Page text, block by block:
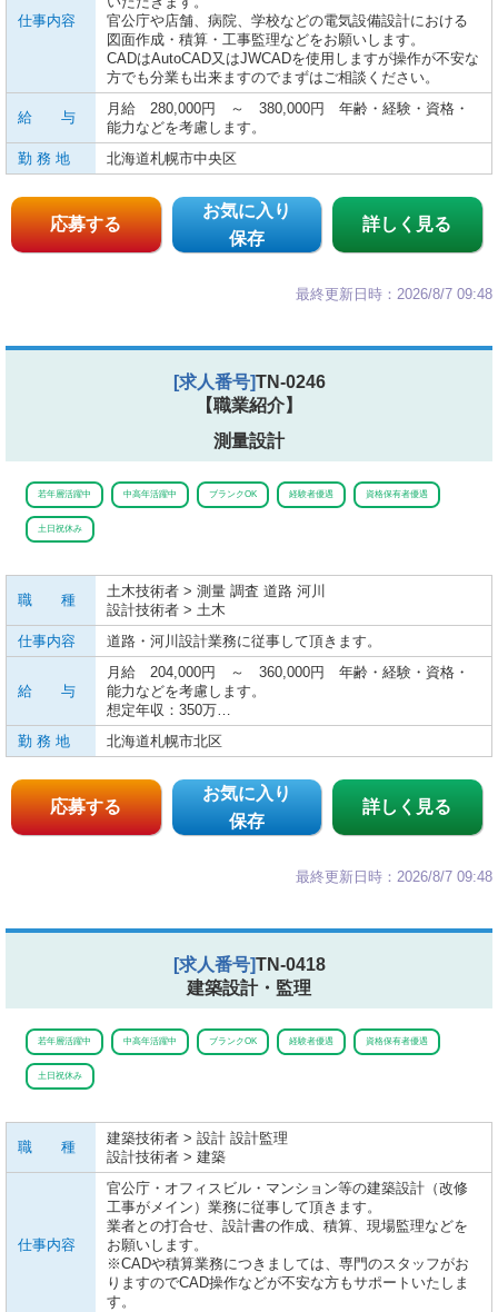
仕事内容
官公庁や店舗、病院、学校などの電気設備設計における
図面作成・積算・工事監理などをお願いします。
CADはAutoCAD又はJWCADを使用しますが操作が不安な
方でも分業も出来ますのでまずはご相談ください。
給 与
月給 280,000円 ～ 380,000円 年齢・経験・資格・
能力などを考慮します。
勤 務 地
北海道札幌市中央区
応募する
お気に入り
保存
詳しく見る
最終更新日時：2026/8/7 09:48
[求人番号]TN-0246
【職業紹介】
測量設計
若年層活躍中 中高年活躍中 ブランクOK 経験者優遇 資格保有者優遇
土日祝休み
職 種
土木技術者 > 測量 調査 道路 河川
設計技術者 > 土木
仕事内容
道路・河川設計業務に従事して頂きます。
給 与
月給 204,000円 ～ 360,000円 年齢・経験・資格・
能力などを考慮します。
想定年収：350万…
勤 務 地
北海道札幌市北区
応募する
お気に入り
保存
詳しく見る
最終更新日時：2026/8/7 09:48
[求人番号]TN-0418
建築設計・監理
若年層活躍中 中高年活躍中 ブランクOK 経験者優遇 資格保有者優遇
土日祝休み
職 種
建築技術者 > 設計 設計監理
設計技術者 > 建築
仕事内容
官公庁・オフィスビル・マンション等の建築設計（改修
工事がメイン）業務に従事して頂きます。
業者との打合せ、設計書の作成、積算、現場監理などを
お願いします。
※CADや積算業務につきましては、専門のスタッフがお
りますのでCAD操作などが不安な方もサポートいたしま
す。